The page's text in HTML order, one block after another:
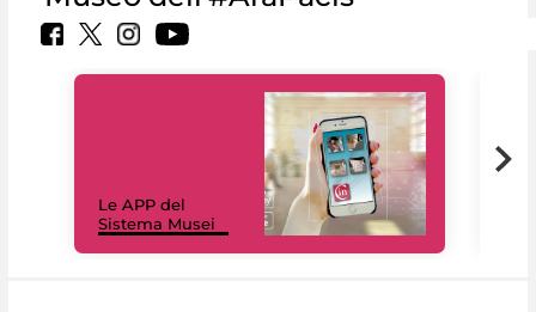
Le APP del
Sistema Musei